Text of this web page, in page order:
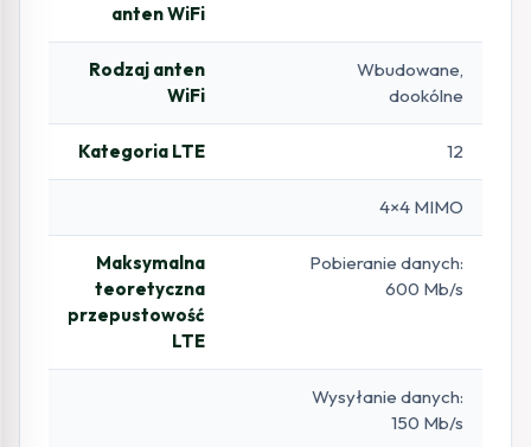
anten WiFi
Rodzaj anten
WiFi
Wbudowane,
dookólne
Kategoria LTE 12
4×4 MIMO
Maksymalna
teoretyczna
przepustowość
LTE
Pobieranie danych:
600 Mb/s
Wysyłanie danych:
150 Mb/s